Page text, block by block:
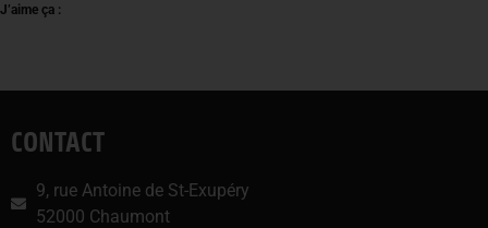
J’aime ça :
CONTACT
9, rue Antoine de St-Exupéry
52000 Chaumont